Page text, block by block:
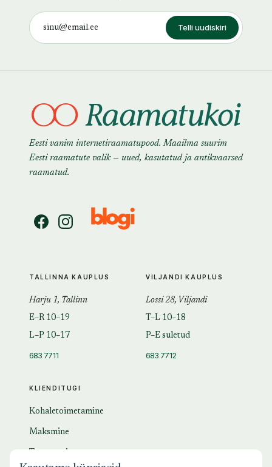
Telli uudiskiri
Eesti vanim internetiraamatupood. Maailma suurim
Eesti raamatute valik — uued, kasutatud ja antikvaarsed
raamatud.
KLIENDITUGI
Kohaletoimetamine
Maksmine
TALLINNA KAUPLUS
Harju 1, Tallinn
E–R 10–19
L–P 10–17
683 7711
VILJANDI KAUPLUS
Lossi 28, Viljandi
T–L 10–18
P–E suletud
683 7712